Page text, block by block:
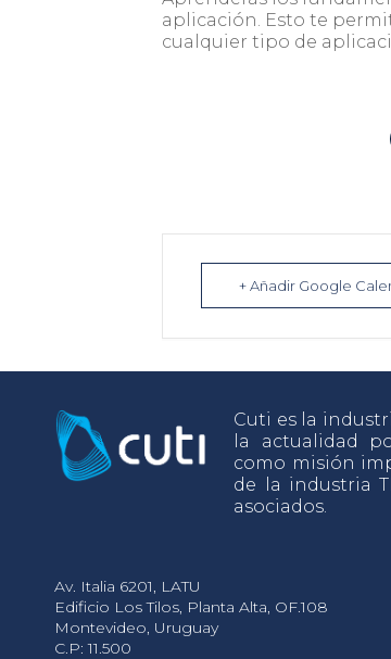
aplicación. Esto te
cualquier tipo de
+ Añadir Google
Cuti es la
la actualidad
como misión
de la industria
asociados.
Av. Italia 6201, LATU
Edificio Los Tilos, Planta Alta, OF.108
Montevideo, Uruguay
C.P: 11.500